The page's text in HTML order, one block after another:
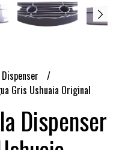
Gris Ushuaia Original
Dispenser